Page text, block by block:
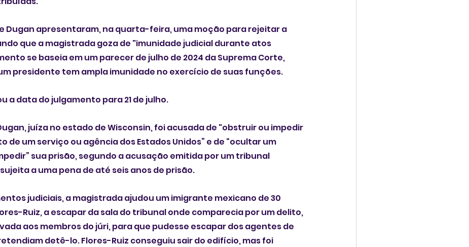
Dugan apresentaram, na quarta-feira, uma moção para rejeitar a
que a magistrada goza de "imunidade judicial durante atos
se baseia em um parecer de julho de 2024 da Suprema Corte,
presidente tem ampla imunidade no exercício de suas funções.
a data do julgamento para 21 de julho.
juíza no estado de Wisconsin, foi acusada de "obstruir ou impedir
de um serviço ou agência dos Estados Unidos” e de “ocultar um
sua prisão, segundo a acusação emitida por um tribunal
a uma pena de até seis anos de prisão.
judiciais, a magistrada ajudou um imigrante mexicano de 30
Ruiz, a escapar da sala do tribunal onde comparecia por um delito,
aos membros do júri, para que pudesse escapar dos agentes de
detê-lo. Flores-Ruiz conseguiu sair do edifício, mas foi